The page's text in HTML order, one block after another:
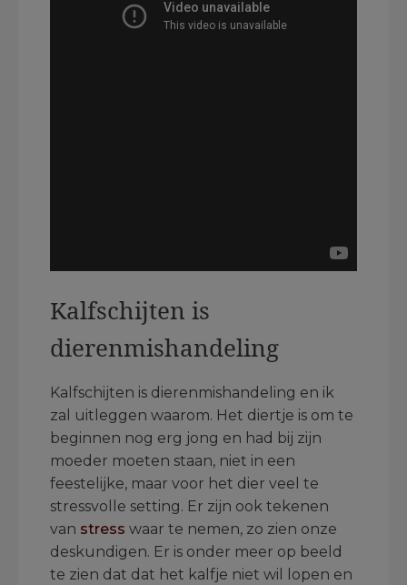
Kalfschijten is
dierenmishandeling
Kalfschijten is dierenmishandeling en ik
zal uitleggen waarom. Het diertje is om te
beginnen nog erg jong en had bij zijn
moeder moeten staan, niet in een
feestelijke, maar voor het dier veel te
stressvolle setting. Er zijn ook tekenen
van stress waar te nemen, zo zien onze
deskundigen. Er is onder meer op beeld
te zien dat dat het kalfje niet wil lopen en